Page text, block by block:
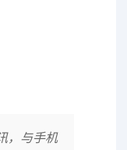
，与手机